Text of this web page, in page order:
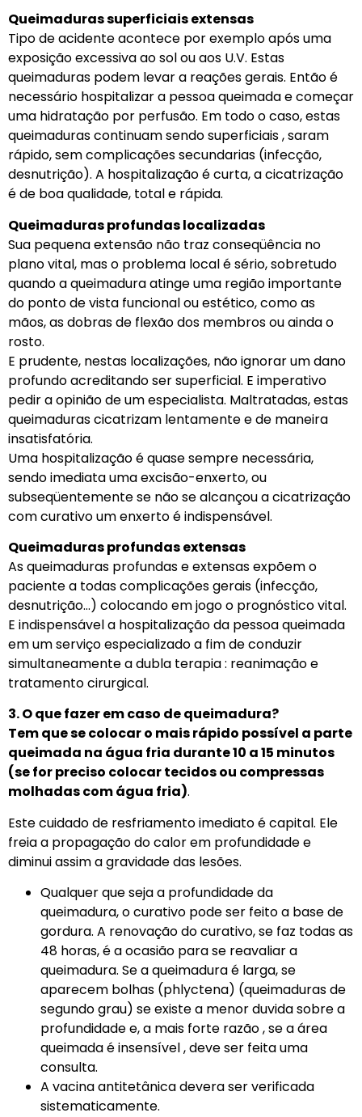
Queimaduras superficiais extensas
Tipo de acidente acontece por exemplo após uma
exposição excessiva ao sol ou aos U.V. Estas
queimaduras podem levar a reações gerais. Então é
necessário hospitalizar a pessoa queimada e começar
uma hidratação por perfusão. Em todo o caso, estas
queimaduras continuam sendo superficiais , saram
rápido, sem complicações secundarias (infecção,
desnutrição). A hospitalização é curta, a cicatrização
é de boa qualidade, total e rápida.
Queimaduras profundas localizadas
Sua pequena extensão não traz conseqüência no
plano vital, mas o problema local é sério, sobretudo
quando a queimadura atinge uma região importante
do ponto de vista funcional ou estético, como as
mãos, as dobras de flexão dos membros ou ainda o
rosto.
E prudente, nestas localizações, não ignorar um dano
profundo acreditando ser superficial. E imperativo
pedir a opinião de um especialista. Maltratadas, estas
queimaduras cicatrizam lentamente e de maneira
insatisfatória.
Uma hospitalização é quase sempre necessária,
sendo imediata uma excisão-enxerto, ou
subseqüentemente se não se alcançou a cicatrização
com curativo um enxerto é indispensável.
Queimaduras profundas extensas
As queimaduras profundas e extensas expõem o
paciente a todas complicações gerais (infecção,
desnutrição…) colocando em jogo o prognóstico vital.
E indispensável a hospitalização da pessoa queimada
em um serviço especializado a fim de conduzir
simultaneamente a dubla terapia : reanimação e
tratamento cirurgical.
3. O que fazer em caso de queimadura?
Tem que se colocar o mais rápido possível a parte
queimada na água fria durante 10 a 15 minutos
(se for preciso colocar tecidos ou compressas
molhadas com água fria).
Este cuidado de resfriamento imediato é capital. Ele
freia a propagação do calor em profundidade e
diminui assim a gravidade das lesões.
Qualquer que seja a profundidade da
queimadura, o curativo pode ser feito a base de
gordura. A renovação do curativo, se faz todas as
48 horas, é a ocasião para se reavaliar a
queimadura. Se a queimadura é larga, se
aparecem bolhas (phlyctena) (queimaduras de
segundo grau) se existe a menor duvida sobre a
profundidade e, a mais forte razão , se a área
queimada é insensível , deve ser feita uma
consulta.
A vacina antitetânica devera ser verificada
sistematicamente.